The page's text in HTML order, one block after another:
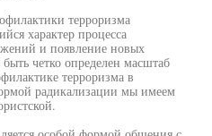
терроризма
характер процесса
и появление новых
четко определен масштаб
терроризма в
радикализации мы имеем